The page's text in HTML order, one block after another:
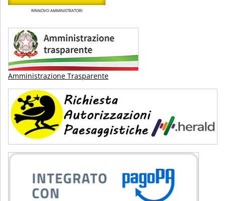
RINNOVO AMMINISTRATORI
Amministrazione Trasparente